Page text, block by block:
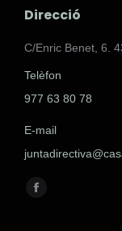
Direcció
C/Enric Benet, 6.
Telèfon
977 63 80 78
E-mail
Encuéntranos en: